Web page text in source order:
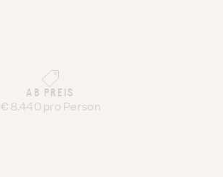
AB PREIS
€ 8.440 pro Person